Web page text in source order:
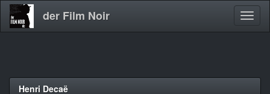
Direkt
der Film Noir
Henri Decaë